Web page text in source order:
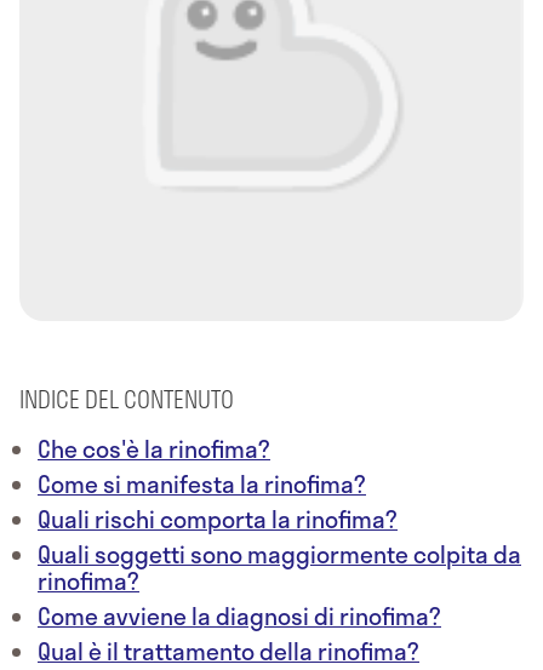
INDICE DEL CONTENUTO
Che cos'è la rinofima?
Come si manifesta la rinofima?
Quali rischi comporta la rinofima?
Quali soggetti sono maggiormente colpita da
rinofima?
Come avviene la diagnosi di rinofima?
Qual è il trattamento della rinofima?